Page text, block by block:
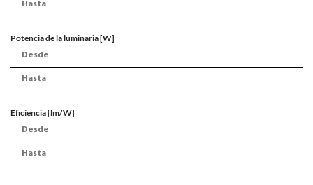
Potencia de la luminaria [W]
Eficiencia [lm/W]